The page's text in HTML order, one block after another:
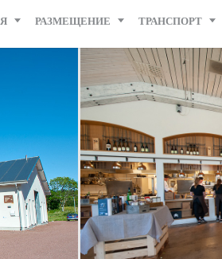
РАЗМЕЩЕНИЕ ТРАНСПОРТ